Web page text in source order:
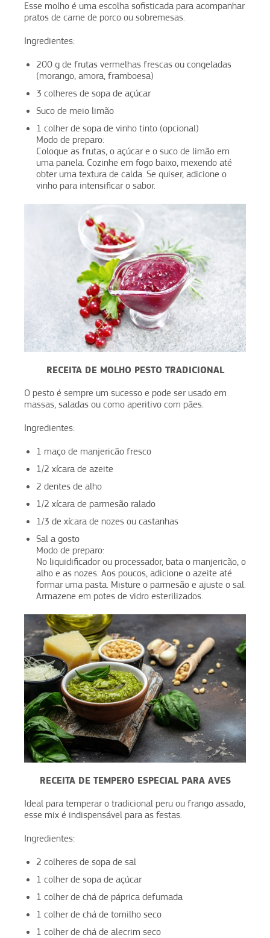
Esse molho é uma escolha sofisticada para acompanhar
pratos de carne de porco ou sobremesas.
Ingredientes:
200 g de frutas vermelhas frescas ou congeladas
(morango, amora, framboesa)
3 colheres de sopa de açúcar
Suco de meio limão
1 colher de sopa de vinho tinto (opcional)
Modo de preparo:
Coloque as frutas, o açúcar e o suco de limão em
uma panela. Cozinhe em fogo baixo, mexendo até
obter uma textura de calda. Se quiser, adicione o
vinho para intensificar o sabor.
RECEITA DE MOLHO PESTO TRADICIONAL
O pesto é sempre um sucesso e pode ser usado em
massas, saladas ou como aperitivo com pães.
Ingredientes:
1 maço de manjericão fresco
1/2 xícara de azeite
2 dentes de alho
1/2 xícara de parmesão ralado
1/3 de xícara de nozes ou castanhas
Sal a gosto
Modo de preparo:
No liquidificador ou processador, bata o manjericão, o
alho e as nozes. Aos poucos, adicione o azeite até
formar uma pasta. Misture o parmesão e ajuste o sal.
Armazene em potes de vidro esterilizados.
RECEITA DE TEMPERO ESPECIAL PARA AVES
Ideal para temperar o tradicional peru ou frango assado,
esse mix é indispensável para as festas.
Ingredientes:
2 colheres de sopa de sal
1 colher de sopa de açúcar
1 colher de chá de páprica defumada
1 colher de chá de tomilho seco
1 colher de chá de alecrim seco